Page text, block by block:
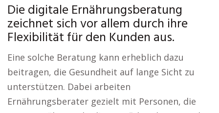
Die digitale Ernährungsberatung
zeichnet sich vor allem durch ihre
Flexibilität für den Kunden aus.
Eine solche Beratung kann erheblich dazu
beitragen, die Gesundheit auf lange Sicht zu
unterstützen. Dabei arbeiten
Ernährungsberater gezielt mit Personen, die